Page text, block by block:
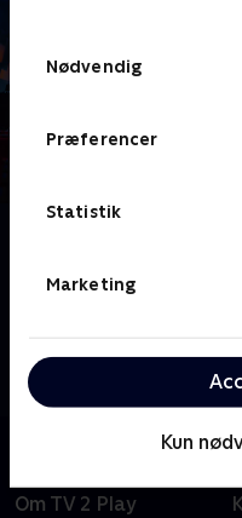
Nødvendig
Præferencer
Statistik
Marketing
Kun
Konkurrencen, der er
og kreativiteten hos
hver god to'er, lover at
første!.
Om TV 2 Play